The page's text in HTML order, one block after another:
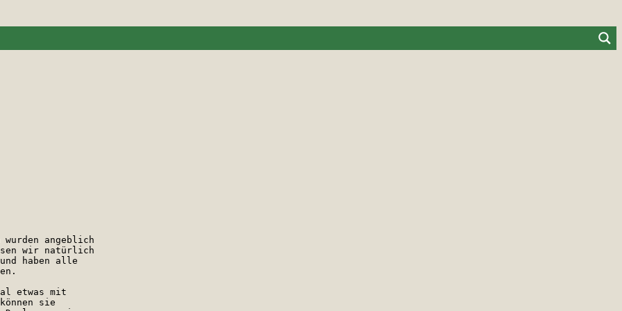
angeblich
wir natürlich
haben alle
etwas mit
sie